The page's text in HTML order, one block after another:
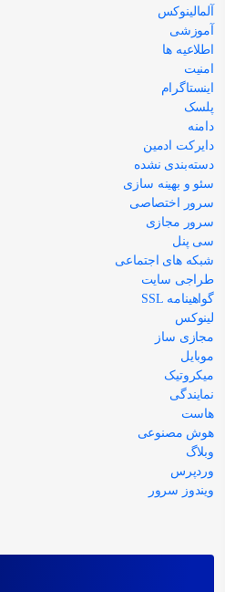
آلمالینوکس
آموزشی
اطلاعیه ها
امنیت
اینستاگرام
پلسک
دامنه
دایرکت ادمین
دسته‌بندی نشده
سئو و بهینه سازی
سرور اختصاصی
سرور مجازی
سی پنل
شبکه های اجتماعی
طراجی سایت
گواهینامه SSL
لینوکس
مجازی ساز
موبایل
میکروتیک
نمایندگی
هاست
هوش مصنوعی
وبلاگ
وردپرس
ویندوز سرور